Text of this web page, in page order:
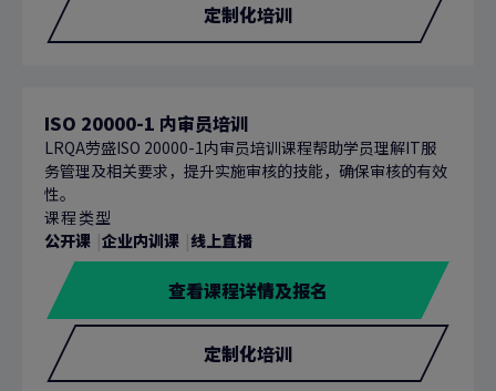
定制化培训
ISO 20000-1 内审员培训
LRQA劳盛ISO 20000-1内审员培训课程帮助学员理解IT服
务管理及相关要求，提升实施审核的技能，确保审核的有效
性。
课程类型
公开课 企业内训课 线上直播
查看课程详情及报名
定制化培训